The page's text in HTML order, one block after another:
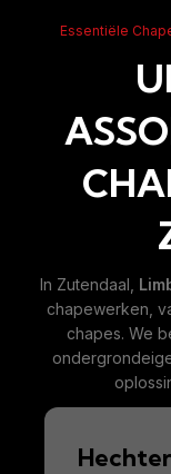
Essentiële
In Zutendaal,
chapewerken,
chapes. We